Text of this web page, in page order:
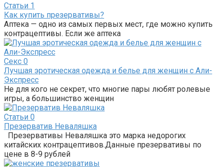
Статьи 1
Как купить презервативы?
Аптека — одно из самых первых мест, где можно купить
контрацептивы. Если же аптека
Секс 0
Лучшая эротическая одежда и белье для женщин с Али-
Экспресс
Не для кого не секрет, что многие пары любят ролевые
игры, а большинство женщин
Статьи 0
Презерватив Неваляшка
Презервативы Неваляшка это марка недорогих
китайских контрацептивов.Данные презервативы по
цене в 8-9 рублей